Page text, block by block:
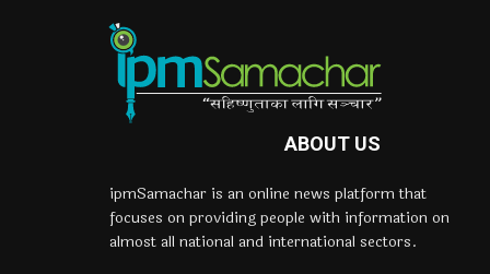
ABOUT US
ipmSamachar is an online news platform that
focuses on providing people with information on
almost all national and international sectors.